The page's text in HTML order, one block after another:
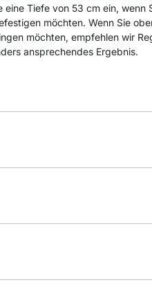
eine Tiefe von 53 cm ein, wenn
möchten. Wenn Sie
möchten, empfehlen wir
ansprechendes Ergebnis.